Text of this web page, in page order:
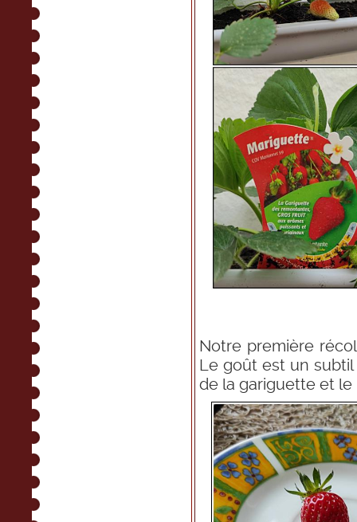
Notre première
Le goût est un
de la gariguette et